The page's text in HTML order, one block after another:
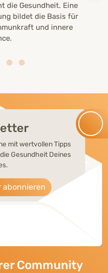
die Gesundheit. Eine
bildet die Basis für
und innere
mit wertvollen Tipps
Gesundheit Deines
abonnieren
Community